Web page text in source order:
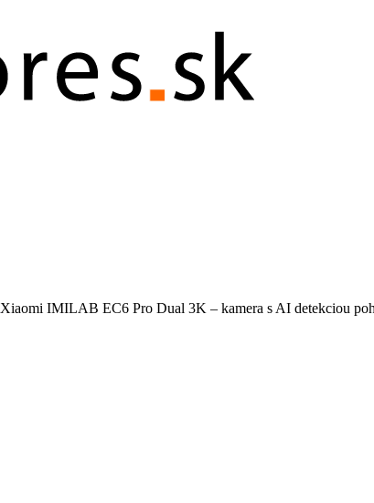
Xiaomi IMILAB EC6 Pro Dual 3K – kamera s AI detekciou